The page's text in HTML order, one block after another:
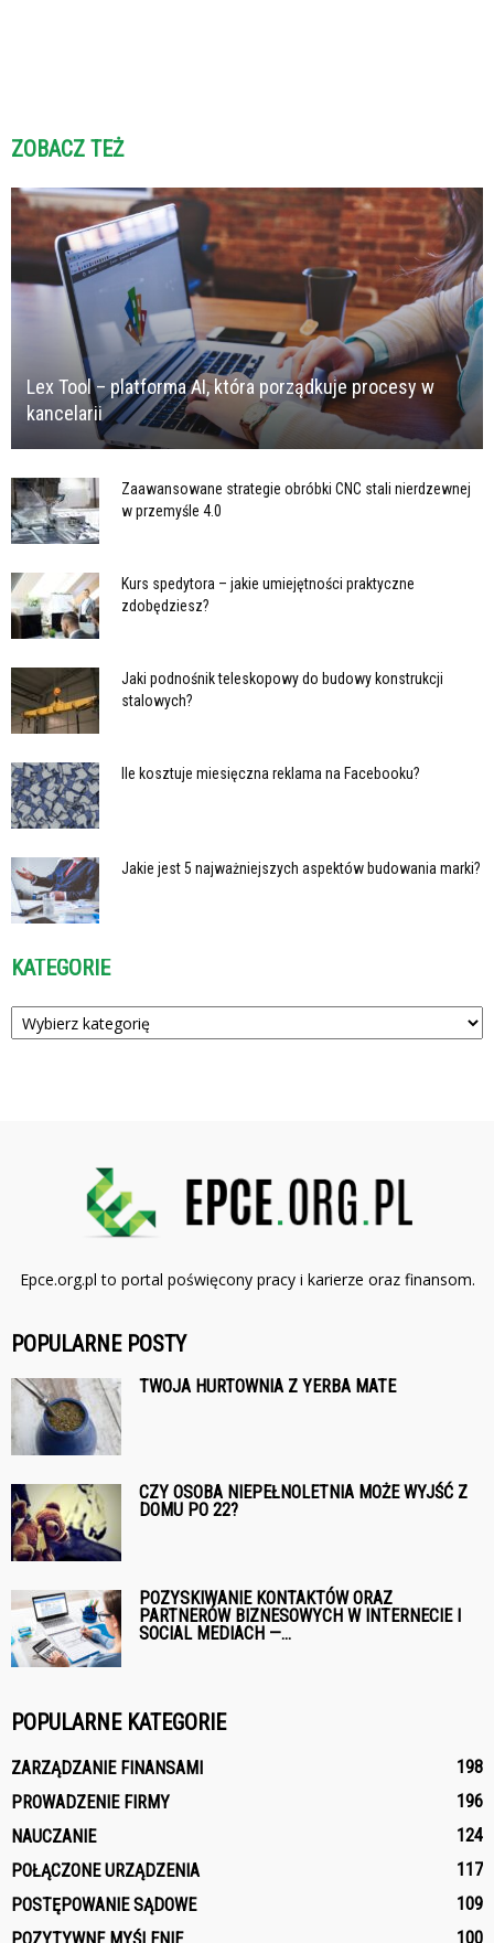
ZOBACZ TEŻ
Lex Tool – platforma AI, która porządkuje procesy w
kancelarii
Zaawansowane strategie obróbki CNC stali nierdzewnej
w przemyśle 4.0
Kurs spedytora – jakie umiejętności praktyczne
zdobędziesz?
Jaki podnośnik teleskopowy do budowy konstrukcji
stalowych?
Ile kosztuje miesięczna reklama na Facebooku?
Jakie jest 5 najważniejszych aspektów budowania marki?
KATEGORIE
Kategorie
Epce.org.pl to portal poświęcony pracy i karierze oraz finansom.
POPULARNE POSTY
TWOJA HURTOWNIA Z YERBA MATE
CZY OSOBA NIEPEŁNOLETNIA MOŻE WYJŚĆ Z
DOMU PO 22?
POZYSKIWANIE KONTAKTÓW ORAZ
PARTNERÓW BIZNESOWYCH W INTERNECIE I
SOCIAL MEDIACH —...
POPULARNE KATEGORIE
ZARZĄDZANIE FINANSAMI
198
PROWADZENIE FIRMY
196
NAUCZANIE
124
POŁĄCZONE URZĄDZENIA
117
POSTĘPOWANIE SĄDOWE
109
100